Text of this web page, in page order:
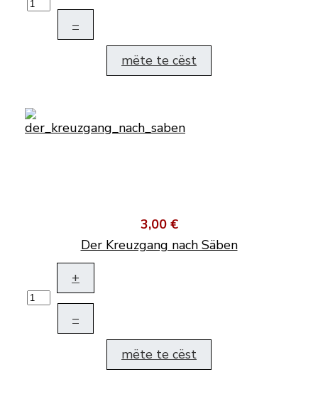
–
mëte te cëst
3,00 €
Der Kreuzgang nach Säben
+
–
mëte te cëst